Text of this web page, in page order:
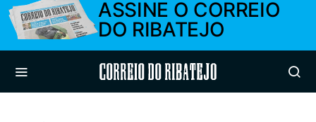
ASSINE O CORREIO
DO RIBATEJO
Correio do Ribatejo